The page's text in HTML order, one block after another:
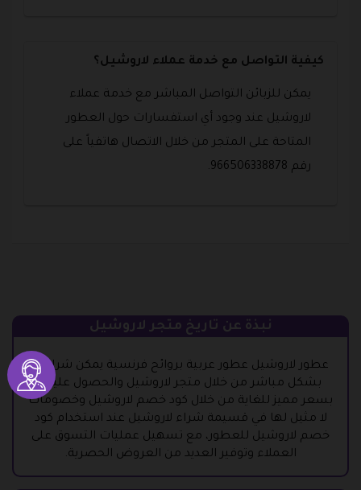
كيفية التواصل مع خدمة عملاء لاروشيل؟
يمكن للزبائن التواصل المباشر مع خدمة عملاء
لاروشيل عند وجود أي استفسارات حول العطور
المتاحة على المتجر من خلال الاتصال هاتفياً على
رقم 966506338878.
نبذة عن تاريخ متجر لاروشيل
عطور لاروشيل عطور عربية بروائح فرنسية يمكن شراؤها
بشكل مباشر من خلال متجر لاروشيل والحصول عليها
بسعر مميز للغاية من خلال كود خصم لاروشيل وخصومات
لا مثيل لها في قسيمة شراء لاروشيل عند استخدام كود
خصم لاروشيل للعطور، مع تسهيل عمليات التسوق على
العملاء وتوفير العديد من العروض الحصرية.